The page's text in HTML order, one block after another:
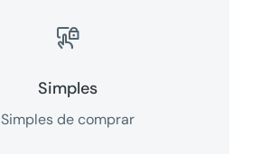

Simples
Simples de comprar